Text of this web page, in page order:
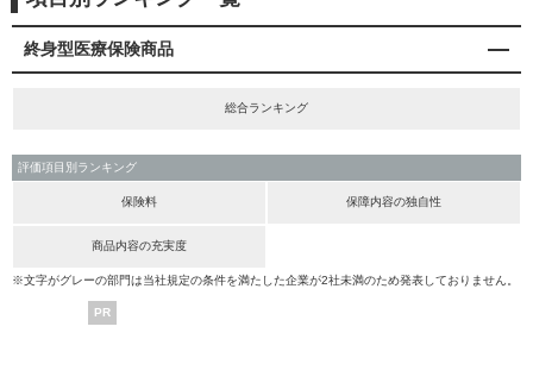
終身型医療保険商品
総合ランキング
評価項目別ランキング
保険料 保障内容の独自性
商品内容の充実度
※文字がグレーの部門は当社規定の条件を満たした企業が2社未満のため発表しておりません。
PR